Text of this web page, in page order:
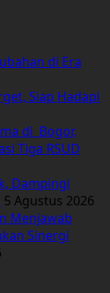
di Era
Siap Hadapi
di Bogor,
Tiga RSUD
Dampingi
5 Agustus 2026
Menjawab
Sinergi